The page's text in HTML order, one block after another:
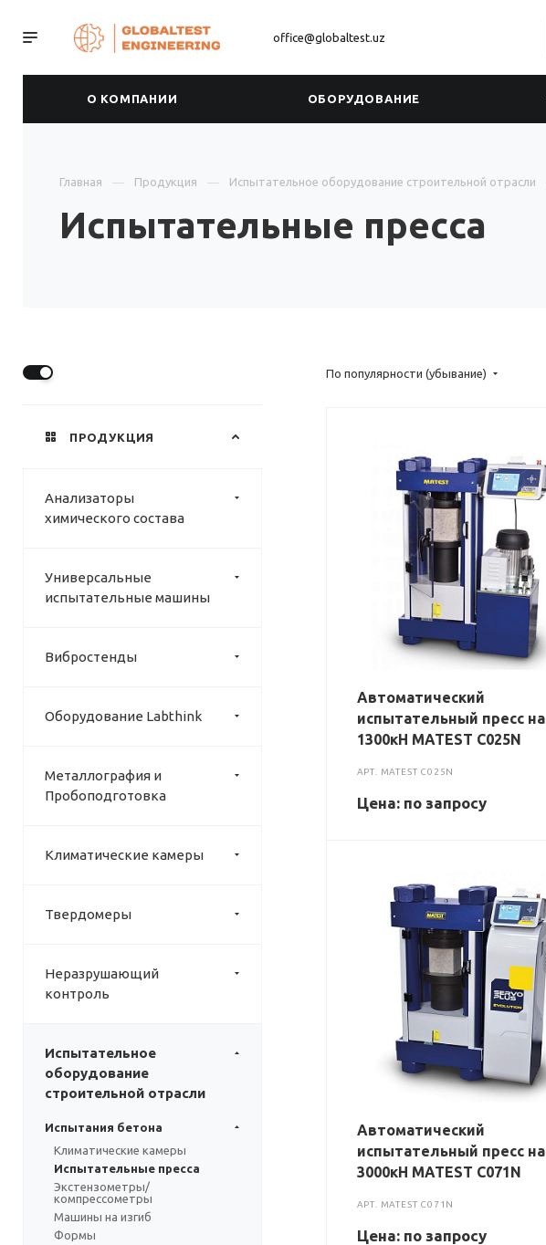
office@globaltest.uz
О КОМПАНИИ ОБОРУДОВАНИЕ
Главная Продукция Испытательное оборудование строительной отрасли
Испытательные пресса
ПРОДУКЦИЯ
Анализаторы
химического состава
Универсальные
испытательные машины
Вибростенды
Оборудование Labthink
Металлография и
Пробоподготовка
Климатические камеры
Твердомеры
Неразрушающий
контроль
Испытательное
оборудование
строительной отрасли
Испытания бетона
Климатические камеры
Испытательные пресса
Экстензометры/
компрессометры
Машины на изгиб
Формы
По популярности (убывание)
Автоматический
испытательный пресс на
1300кН MATEST C025N
АРТ. MATEST C025N
Цена: по запросу
Автоматический
испытательный пресс на
3000кН MATEST C071N
АРТ. MATEST C071N
Цена: по запросу